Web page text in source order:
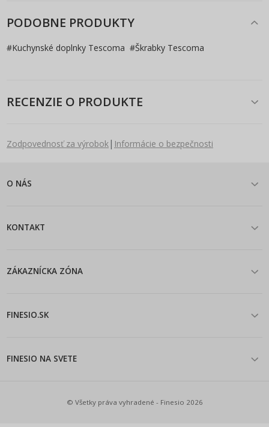
PODOBNE PRODUKTY
#Kuchynské doplnky Tescoma #Škrabky Tescoma
RECENZIE O PRODUKTE
Zodpovednosť za výrobok| Informácie o bezpečnosti
O NÁS
KONTAKT
ZÁKAZNÍCKA ZÓNA
FINESIO.SK
FINESIO NA SVETE
© Všetky práva vyhradené - Finesio 2026